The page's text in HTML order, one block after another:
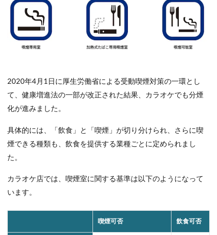
2020年4月1日に厚生労働省による受動喫煙対策の一環とし
て、健康増進法の一部が改正された結果、カラオケでも分煙
化が進みました。
具体的には、「飲食」と「喫煙」が切り分けられ、さらに喫
煙できる種類も、飲食を提供する業種ごとに定められまし
た。
カラオケ店では、喫煙室に関する基準は以下のようになって
います。
喫煙可否 飲食可否